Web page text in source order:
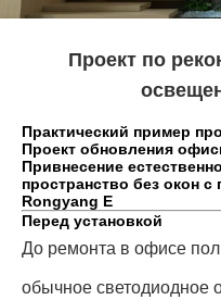
Проект по
Практический пример
Проект обновления
Привнесение
пространство без окон
Rongyang E
Перед установкой
До ремонта в офисе
обычное светодиодное